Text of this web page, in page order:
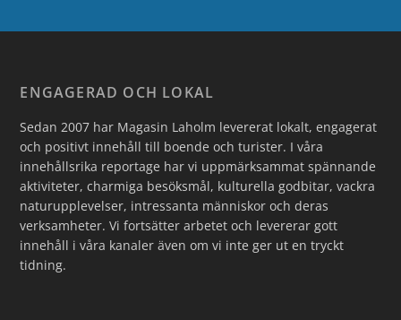
ENGAGERAD OCH LOKAL
Sedan 2007 har Magasin Laholm levererat lokalt, engagerat
och positivt innehåll till boende och turister. I våra
innehållsrika reportage har vi uppmärksammat spännande
aktiviteter, charmiga besöksmål, kulturella godbitar, vackra
naturupplevelser, intressanta människor och deras
verksamheter. Vi fortsätter arbetet och levererar gott
innehåll i våra kanaler även om vi inte ger ut en tryckt
tidning.